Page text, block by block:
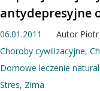
antydepresyjne
06.01.2011 Autor
Choroby cywilizacyjne,
Domowe leczenie
Stres, Zima